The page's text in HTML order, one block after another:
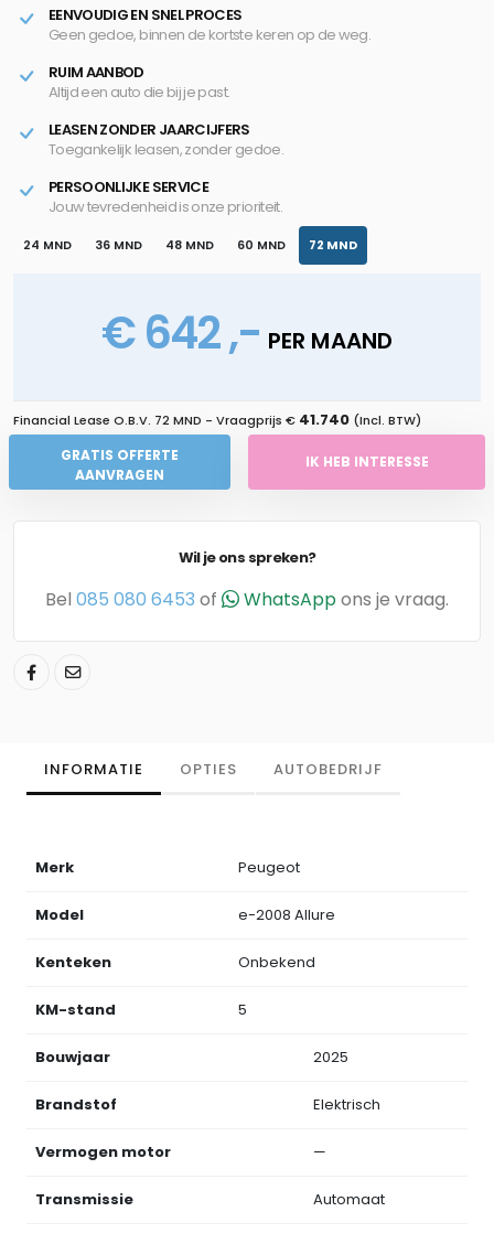
EENVOUDIG EN SNEL PROCES
Geen gedoe, binnen de kortste keren op de weg.
RUIM AANBOD
Altijd een auto die bij je past.
LEASEN ZONDER JAARCIJFERS
Toegankelijk leasen, zonder gedoe.
PERSOONLIJKE SERVICE
Jouw tevredenheid is onze prioriteit.
24 MND 36 MND 48 MND 60 MND 72 MND
€ 642 ,- PER MAAND
Financial Lease O.B.V. 72 MND - Vraagprijs € 41.740 (Incl. BTW)
GRATIS OFFERTE
AANVRAGEN
IK HEB INTERESSE
Wil je ons spreken?
Bel 085 080 6453 of WhatsAppons je vraag.
INFORMATIE OPTIES AUTOBEDRIJF
Merk Peugeot
Model e-2008 Allure
Kenteken Onbekend
KM-stand 5
Bouwjaar 2025
Brandstof Elektrisch
Vermogen motor —
Transmissie Automaat